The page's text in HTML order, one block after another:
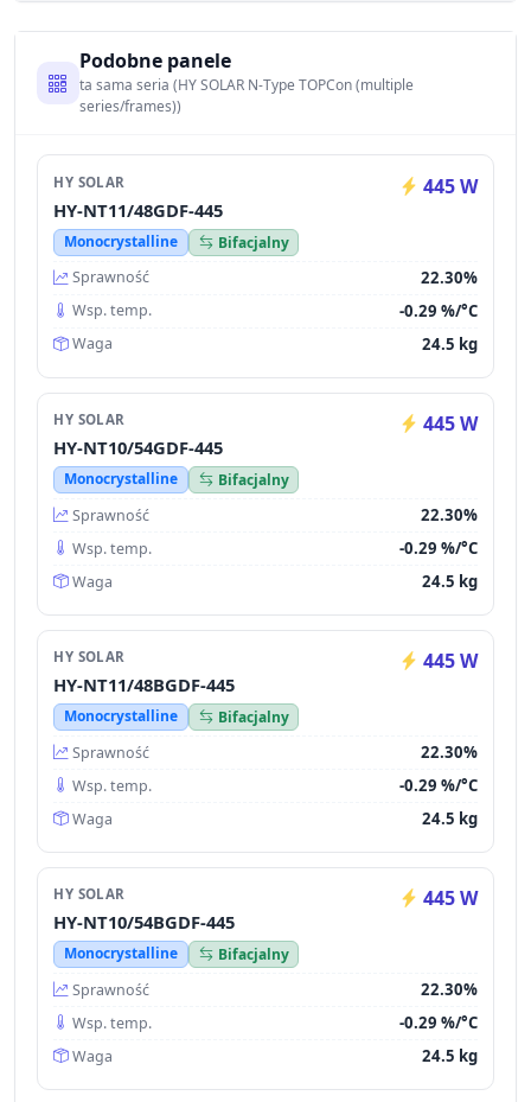
Podobne panele
ta sama seria (HY SOLAR N-Type TOPCon (multiple
series/frames))
HY SOLAR 445 W
HY-NT11/48GDF-445
Monocrystalline
Bifacjalny
Sprawność
22.30%
Wsp. temp. -0.29 %/°C
Waga 24.5 kg
HY SOLAR 445 W
HY-NT10/54GDF-445
Monocrystalline
Bifacjalny
Sprawność
22.30%
Wsp. temp. -0.29 %/°C
Waga 24.5 kg
HY SOLAR 445 W
HY-NT11/48BGDF-445
Monocrystalline
Bifacjalny
Sprawność
22.30%
Wsp. temp. -0.29 %/°C
Waga 24.5 kg
HY SOLAR 445 W
HY-NT10/54BGDF-445
Monocrystalline
Bifacjalny
Sprawność
22.30%
Wsp. temp. -0.29 %/°C
Waga 24.5 kg